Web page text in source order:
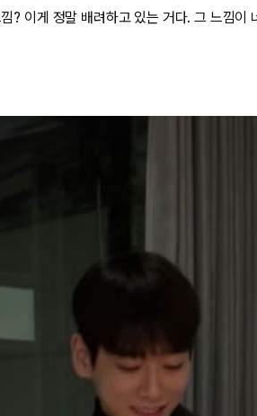
? 이게 정말 배려하고 있는 거다. 그 느낌이